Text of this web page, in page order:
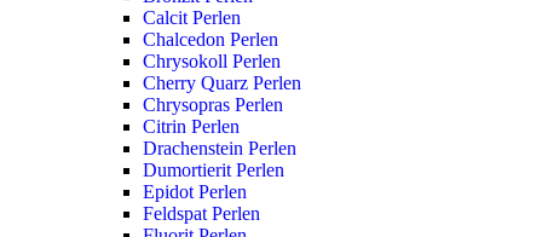
Calcit Perlen
Chalcedon Perlen
Chrysokoll Perlen
Cherry Quarz Perlen
Chrysopras Perlen
Citrin Perlen
Drachenstein Perlen
Dumortierit Perlen
Epidot Perlen
Feldspat Perlen